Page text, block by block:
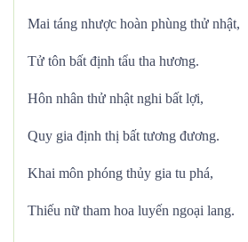
Mai táng nhược hoàn phùng thử nhật,
Tử tôn bất định tẩu tha hương.
Hôn nhân thử nhật nghi bất lợi,
Quy gia định thị bất tương đương.
Khai môn phóng thủy gia tu phá,
Thiếu nữ tham hoa luyến ngoại lang.